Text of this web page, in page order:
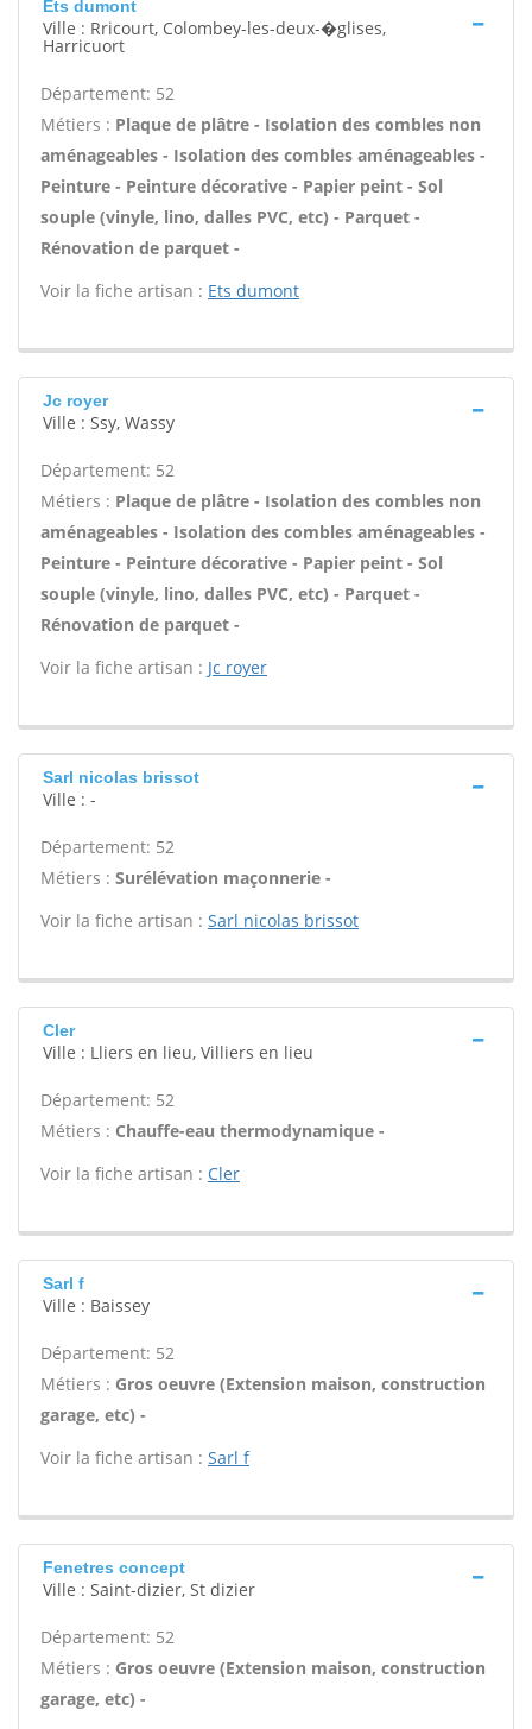
Ets dumont
Ville : Rricourt, Colombey-les-deux-�glises,
Harricuort
Département: 52
Métiers : Plaque de plâtre - Isolation des combles non
aménageables - Isolation des combles aménageables -
Peinture - Peinture décorative - Papier peint - Sol
souple (vinyle, lino, dalles PVC, etc) - Parquet -
Rénovation de parquet -
Voir la fiche artisan : Ets dumont
Jc royer
Ville : Ssy, Wassy
Département: 52
Métiers : Plaque de plâtre - Isolation des combles non
aménageables - Isolation des combles aménageables -
Peinture - Peinture décorative - Papier peint - Sol
souple (vinyle, lino, dalles PVC, etc) - Parquet -
Rénovation de parquet -
Voir la fiche artisan : Jc royer
Sarl nicolas brissot
Ville : -
Département: 52
Métiers : Surélévation maçonnerie -
Voir la fiche artisan : Sarl nicolas brissot
Cler
Ville : Lliers en lieu, Villiers en lieu
Département: 52
Métiers : Chauffe-eau thermodynamique -
Voir la fiche artisan : Cler
Sarl f
Ville : Baissey
Département: 52
Métiers : Gros oeuvre (Extension maison, construction
garage, etc) -
Voir la fiche artisan : Sarl f
Fenetres concept
Ville : Saint-dizier, St dizier
Département: 52
Métiers : Gros oeuvre (Extension maison, construction
garage, etc) -